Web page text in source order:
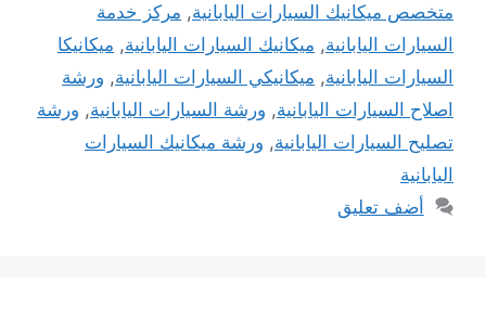
متخصص ميكانيك السيارات اليابانية, مركز خدمة
السيارات اليابانية, ميكانيك السيارات اليابانية, ميكانيكا
السيارات اليابانية, ميكانيكي السيارات اليابانية, ورشة
اصلاح السيارات اليابانية, ورشة السيارات اليابانية, ورشة
تصليح السيارات اليابانية, ورشة ميكانيك السيارات
اليابانية
أضف تعليق